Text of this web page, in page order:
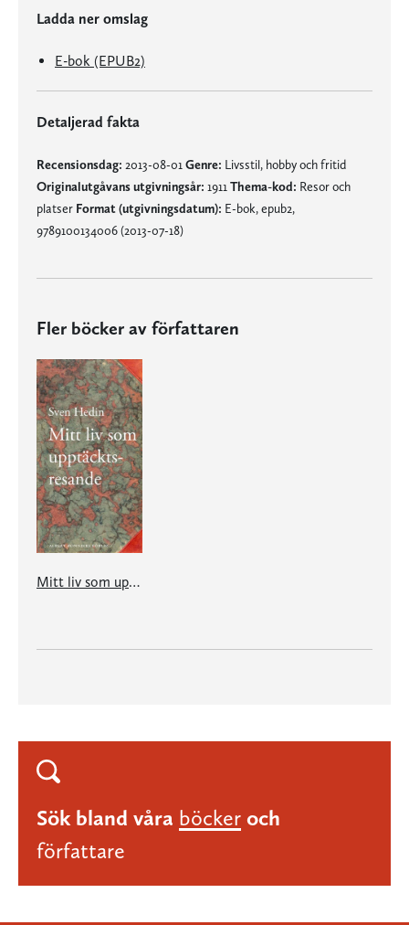
Ladda ner omslag
E-bok (EPUB2)
Detaljerad fakta
Recensionsdag: 2013-08-01 Genre: Livsstil, hobby och fritid
Originalutgåvans utgivningsår: 1911 Thema-kod: Resor och
platser Format (utgivningsdatum): E-bok, epub2,
9789100134006 (2013-07-18)
Fler böcker av författaren
Mitt liv som upptäcktsresande
Sök bland våra böcker och
författare